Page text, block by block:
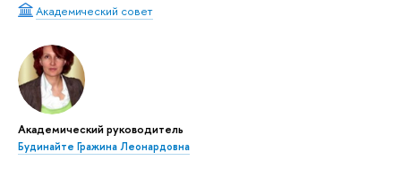
Академический совет
Академический руководитель
Будинайте Гражина Леонардовна